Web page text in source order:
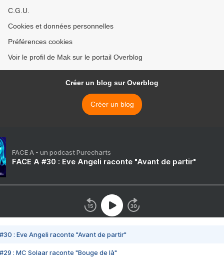
C.G.U.
Cookies et données personnelles
Préférences cookies
Voir le profil de Mak sur le portail Overblog
Créer un blog sur Overblog
Créer un blog
FACE A - un podcast Purecharts
FACE A #30 : Eve Angeli raconte "Avant de partir"
#30 : Eve Angeli raconte "Avant de partir"
#29 : MC Solaar raconte "Bouge de là"